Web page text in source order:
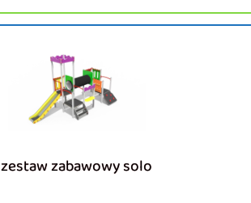
zestaw zabawowy solo